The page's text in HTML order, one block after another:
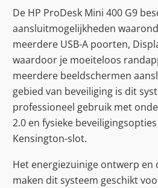
De HP ProDesk Mini 400 G9
aansluitmogelijkheden
meerdere USB-A poorten,
waardoor je moeiteloos
meerdere beeldschermen
gebied van beveiliging is dit
professioneel gebruik met
2.0 en fysieke
Kensington-slot.
Het energiezuinige ontwerp en
maken dit systeem geschikt